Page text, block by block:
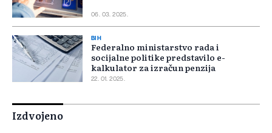
06. 03. 2025.
BIH
Federalno ministarstvo rada i
socijalne politike predstavilo e-
kalkulator za izračun penzija
22. 01. 2025.
Izdvojeno